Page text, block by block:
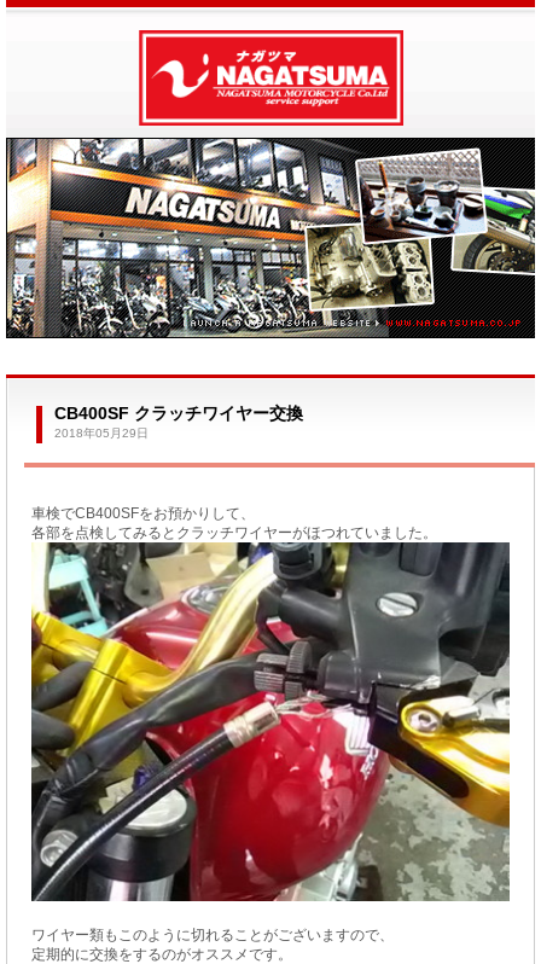
CB400SF クラッチワイヤー交換
2018年05月29日
車検でCB400SFをお預かりして、
各部を点検してみるとクラッチワイヤーがほつれていました。
ワイヤー類もこのように切れることがございますので、
定期的に交換をするのがオススメです。